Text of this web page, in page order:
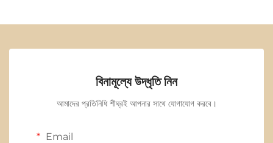
বিনামূল্যে উদ্ধৃতি নিন
আমাদের প্রতিনিধি শীঘ্রই আপনার সাথে যোগাযোগ করবে।
Email